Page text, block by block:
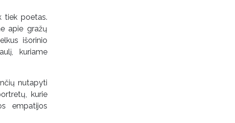
tiek poetas.
apie gražų
išorinio
kuriame
nutapyti
kurie
empatijos